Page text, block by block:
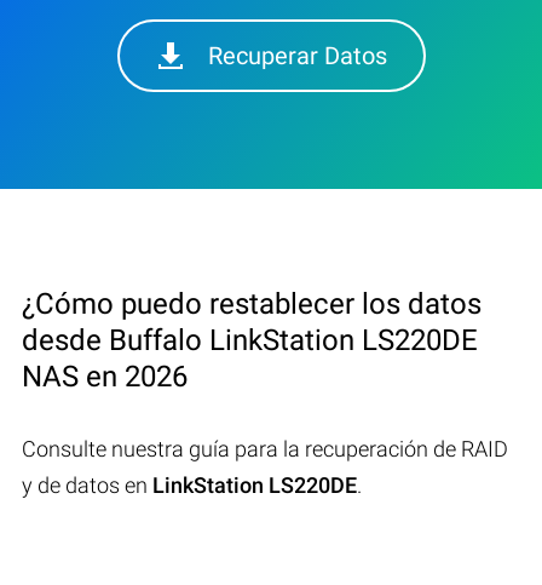
Recuperar Datos
¿Cómo puedo restablecer los datos
desde Buffalo LinkStation LS220DE
NAS en 2026
Consulte nuestra guía para la recuperación de RAID
y de datos en LinkStation LS220DE.